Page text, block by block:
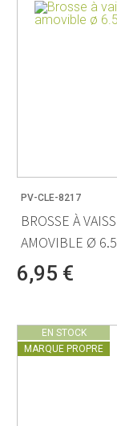
PV-CLE-8217
BROSSE À
AMOVIBLE Ø
6,95 €
EN STOCK
MARQUE PROPRE